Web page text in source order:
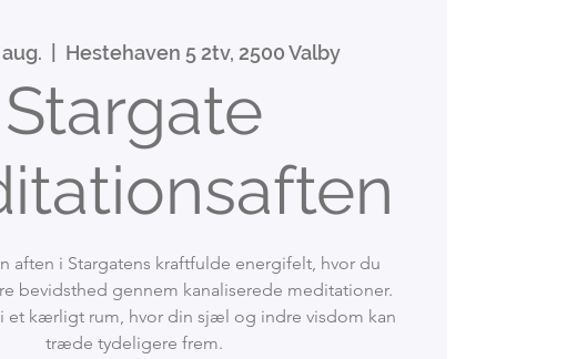
Hestehaven 5 2tv, 2500 Valby
Stargate
aften i Stargatens kraftfulde energifelt, hvor du
bevidsthed gennem kanaliserede meditationer.
et kærligt rum, hvor din sjæl og indre visdom kan
træde tydeligere frem.